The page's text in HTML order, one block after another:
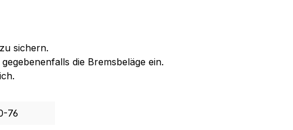
sichern.
die Bremsbeläge ein.
76